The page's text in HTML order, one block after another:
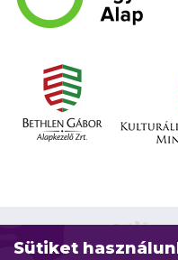
Sütiket